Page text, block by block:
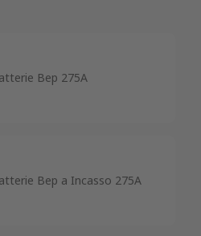
Bep 275A
Bep a Incasso 275A